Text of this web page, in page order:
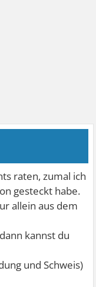
raten, zumal ich
gesteckt habe.
allein aus dem
kannst du
und Schweis)